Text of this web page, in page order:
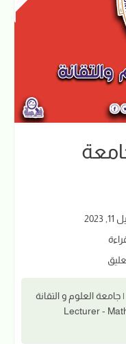
2023
العلوم و التقانة
Lecturer -